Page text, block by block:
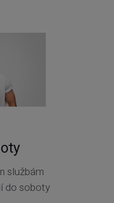
službám
do soboty